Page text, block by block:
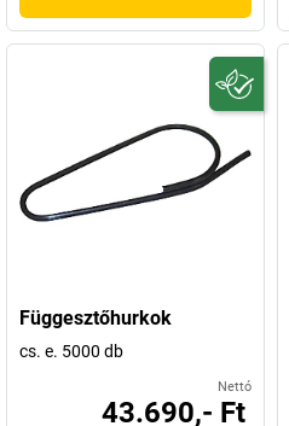
Függesztőhurkok
cs. e. 5000 db
Nettó
43.690,- Ft